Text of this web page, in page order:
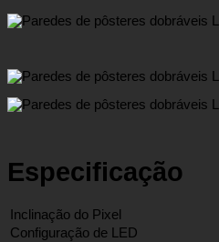
Especificação
Inclinação do Pixel
Configuração de LED